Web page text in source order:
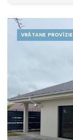
VRÁTANE PROVÍZIE